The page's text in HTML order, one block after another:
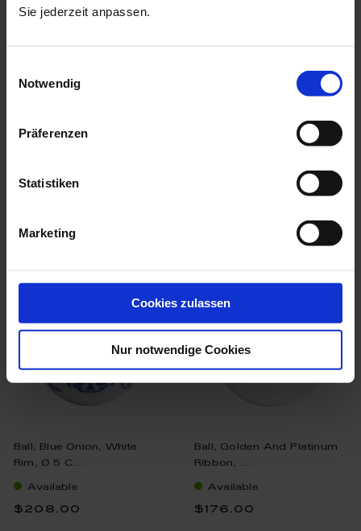
Sie jederzeit anpassen.
Notwendig
Präferenzen
Statistiken
Marketing
Cookies zulassen
Nur notwendige Cookies
$1,506.00
Bell With Relief, Angel,
we think you’ll like these
Ball, Blue Onion, White
Rim, Ø 5 C...
Available
$208.00
Ball, Golden And Platinum
Ribbon, ...
Available
$176.00